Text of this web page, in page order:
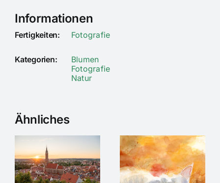
Informationen
Fertigkeiten: Fotografie
Kategorien:
Blumen
Fotografie
Natur
Ähnliches